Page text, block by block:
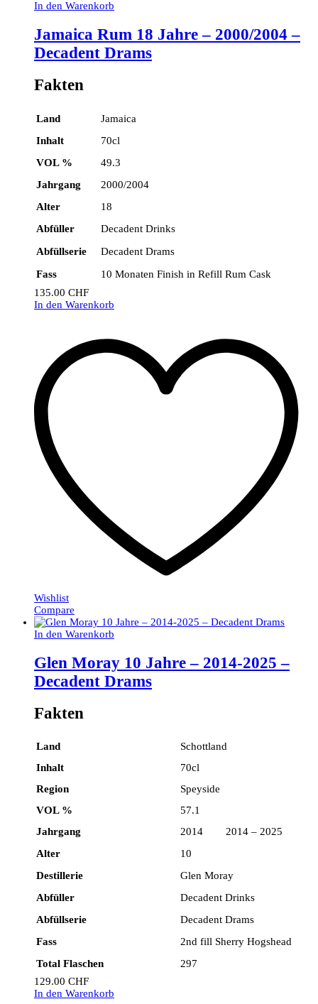
In den Warenkorb
Jamaica Rum 18 Jahre – 2000/2004 –
Decadent Drams
Fakten
Land
Jamaica
Inhalt
70cl
VOL %
49.3
Jahrgang
2000/2004
Alter
18
Abfüller
Decadent Drinks
Abfüllserie
Decadent Drams
Fass
10 Monaten Finish in Refill Rum Cask
135.00 CHF
In den Warenkorb
Wishlist
Compare
In den Warenkorb
Glen Moray 10 Jahre – 2014-2025 –
Decadent Drams
Fakten
Land
Schottland
Inhalt
70cl
Region
Speyside
VOL %
57.1
Jahrgang
2014 2014 – 2025
Alter
10
Destillerie
Glen Moray
Abfüller
Decadent Drinks
Abfüllserie
Decadent Drams
Fass
2nd fill Sherry Hogshead
Total Flaschen
297
129.00 CHF
In den Warenkorb